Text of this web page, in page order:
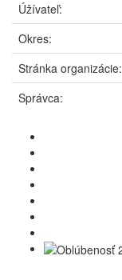
Úžívateľ:
Okres:
Stránka organizácie:
Správca: